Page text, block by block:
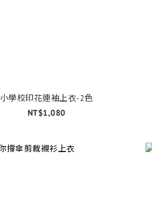
小學校印花連袖上衣-2色
NT$1,080